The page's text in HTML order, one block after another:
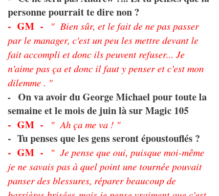
personne pourrait te dire non ?
- GM -
" Bien sûr, et le fait de ne pas passer
par le manager, c'est un peu les mettre devant le
fait accompli et donc ils peuvent refuser... Je
n'aime pas ça et donc il faut y penser et c'est mon
dilemme . "
- On va avoir du George Michael pour toute la
semaine et le mois de juin là sur Magic 105
- GM -
" Ah ça me va ! "
- Tu penses que les gens seront époustouflés ?
- GM -
" Je pense que oui, puisque moi-même
je ne savais pas à quel point une tournée pouvait
panser des blessures, réparer beaucoup de